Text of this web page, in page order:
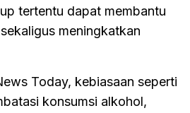
tertentu dapat membantu
meningkatkan
Today, kebiasaan seperti
konsumsi alkohol,